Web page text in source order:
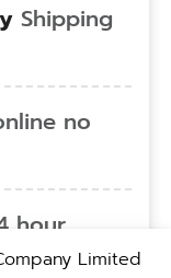
Shipping
no
hour
Limited